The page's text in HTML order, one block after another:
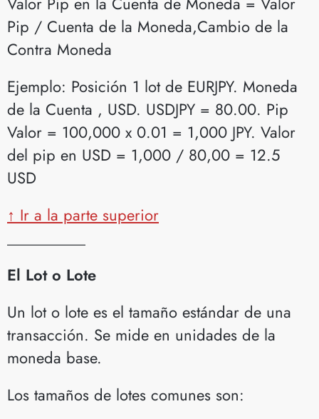
Pip / Cuenta de la Moneda,Cambio de la
Contra Moneda
Ejemplo: Posición 1 lot de EURJPY. Moneda
de la Cuenta , USD. USDJPY = 80.00. Pip
Valor = 100,000 x 0.01 = 1,000 JPY. Valor
del pip en USD = 1,000 / 80,00 = 12.5
USD
↑ Ir a la parte superior
El Lot o Lote
Un lot o lote es el tamaño estándar de una
transacción. Se mide en unidades de la
moneda base.
Los tamaños de lotes comunes son: